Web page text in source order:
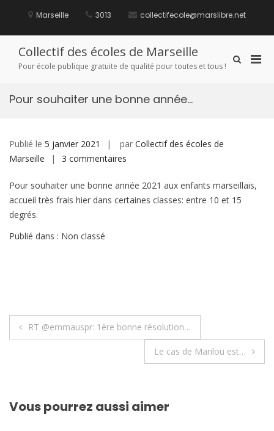
Marseille 3013 collectifecole@marslibre.net
Collectif des écoles de Marseille
Pour école publique gratuite de qualité pour toutes et tous !
Afficher
Pour souhaiter une bonne année…
Publié le 5 janvier 2021 par Collectif des écoles de
Marseille
3 commentaires
souhaiter
une
Pour souhaiter une bonne année 2021 aux enfants marseillais,
accueil très frais hier dans certaines classes: entre 10 et 15
degrés.
Publié dans : Non classé
Navigation
RT @emmauspr: 1ère bonne résolution…
Le cas de Marilou est…
Vous pourrez aussi aimer